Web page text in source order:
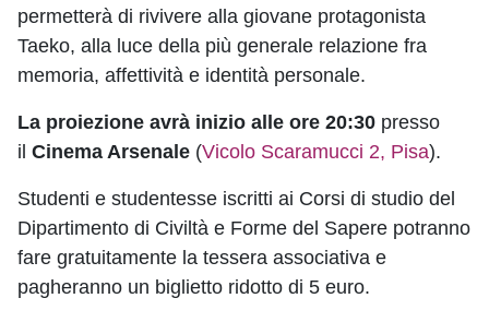
permetterà di rivivere alla giovane protagonista
Taeko, alla luce della più generale relazione fra
memoria, affettività e identità personale.
La proiezione avrà inizio alle ore 20:30 presso
il Cinema Arsenale (Vicolo Scaramucci 2, Pisa).
Studenti e studentesse iscritti ai Corsi di studio del
Dipartimento di Civiltà e Forme del Sapere potranno
fare gratuitamente la tessera associativa e
pagheranno un biglietto ridotto di 5 euro.